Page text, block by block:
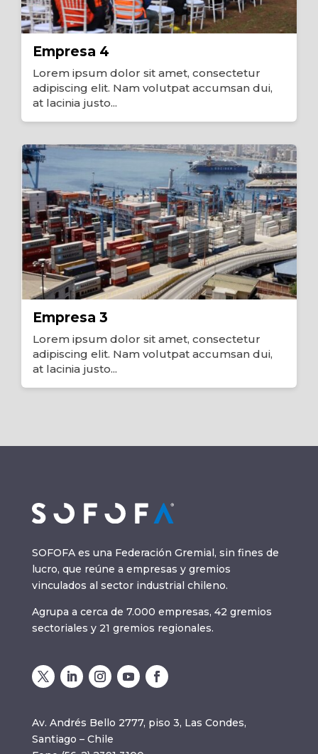
Empresa 4
Lorem ipsum dolor sit amet, consectetur
adipiscing elit. Nam volutpat accumsan dui,
at lacinia justo...
Empresa 3
Lorem ipsum dolor sit amet, consectetur
adipiscing elit. Nam volutpat accumsan dui,
at lacinia justo...
SOFOFA es una Federación Gremial, sin fines de
lucro, que reúne a empresas y gremios
vinculados al sector industrial chileno.
Agrupa a cerca de 7.000 empresas, 42 gremios
sectoriales y 21 gremios regionales.
Av. Andrés Bello 2777, piso 3, Las Condes,
Santiago – Chile